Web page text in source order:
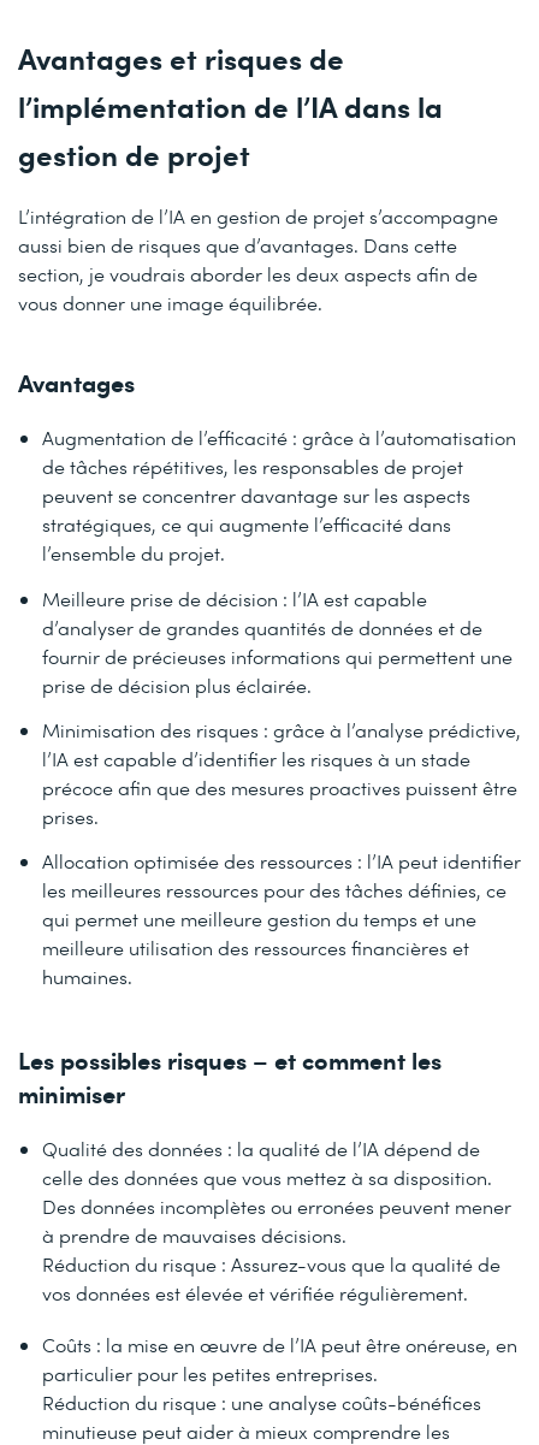
Avantages et risques de
l’implémentation de l’IA dans la
gestion de projet
L’intégration de l’IA en gestion de projet s’accompagne
aussi bien de risques que d’avantages. Dans cette
section, je voudrais aborder les deux aspects afin de
vous donner une image équilibrée.
Avantages
Augmentation de l’efficacité : grâce à l’automatisation
de tâches répétitives, les responsables de projet
peuvent se concentrer davantage sur les aspects
stratégiques, ce qui augmente l’efficacité dans
l’ensemble du projet.
Meilleure prise de décision : l’IA est capable
d’analyser de grandes quantités de données et de
fournir de précieuses informations qui permettent une
prise de décision plus éclairée.
Minimisation des risques : grâce à l’analyse prédictive,
l’IA est capable d’identifier les risques à un stade
précoce afin que des mesures proactives puissent être
prises.
Allocation optimisée des ressources : l’IA peut identifier
les meilleures ressources pour des tâches définies, ce
qui permet une meilleure gestion du temps et une
meilleure utilisation des ressources financières et
humaines.
Les possibles risques – et comment les
minimiser
Qualité des données : la qualité de l’IA dépend de
celle des données que vous mettez à sa disposition.
Des données incomplètes ou erronées peuvent mener
à prendre de mauvaises décisions.
Réduction du risque : Assurez-vous que la qualité de
vos données est élevée et vérifiée régulièrement.
Coûts : la mise en œuvre de l’IA peut être onéreuse, en
particulier pour les petites entreprises.
Réduction du risque : une analyse coûts-bénéfices
minutieuse peut aider à mieux comprendre les